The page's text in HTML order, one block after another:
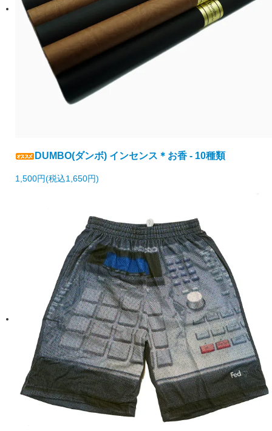
DUMBO(ダンボ) インセンス＊お香 - 10種類
1,500円(税込1,650円)